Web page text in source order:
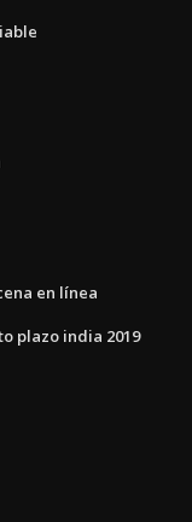
en línea
plazo india 2019